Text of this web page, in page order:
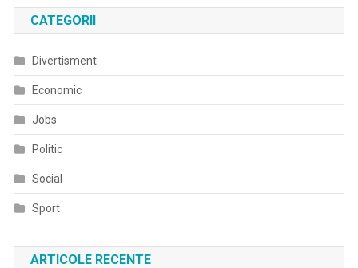
CATEGORII
Divertisment
Economic
Jobs
Politic
Social
Sport
ARTICOLE RECENTE